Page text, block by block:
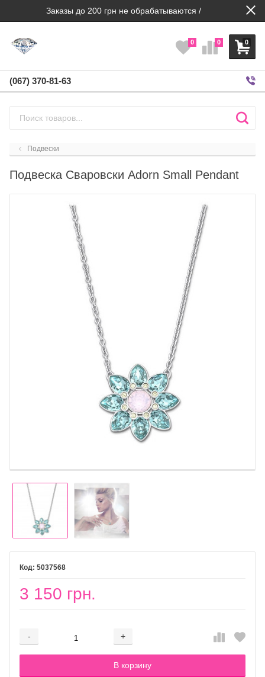
Заказы до 200 грн не обрабатываются /
0
0 0
(067) 370-81-63
Подвески
Подвеска Сваровски Adorn Small Pendant
5037568
3 150 грн.
- +
Добавляется...
В корзину
Добавлен